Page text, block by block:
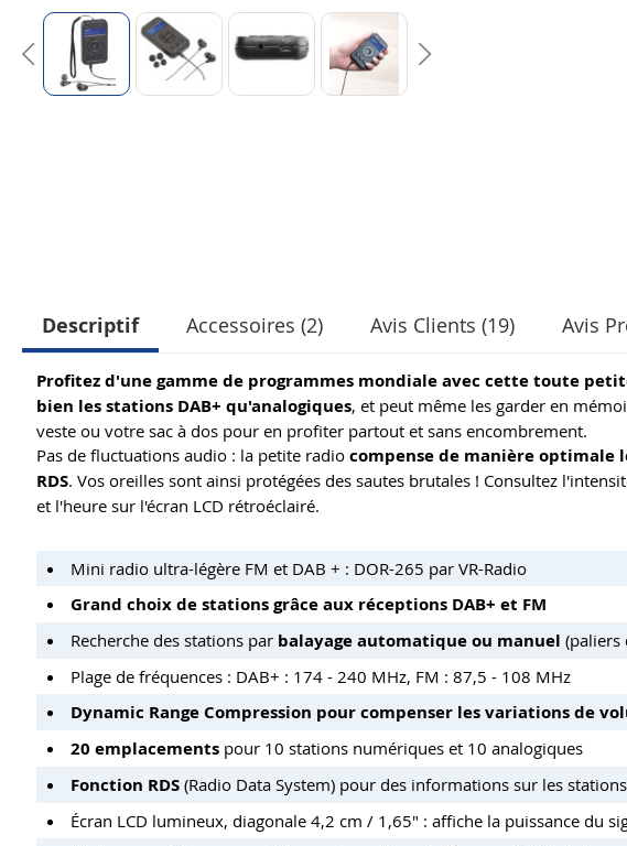
Descriptif Accessoires (2) Avis Clients (19) Avis
Profitez d'une gamme de programmes mondiale avec cette toute
bien les stations DAB+ qu'analogiques, et peut même les garder en
veste ou votre sac à dos pour en profiter partout et sans encombrement.
Pas de fluctuations audio : la petite radio compense de manière optimale
RDS. Vos oreilles sont ainsi protégées des sautes brutales ! Consultez
et l'heure sur l'écran LCD rétroéclairé.
Mini radio ultra-légère FM et DAB + : DOR-265 par VR-Radio
Grand choix de stations grâce aux réceptions DAB+ et FM
Recherche des stations par balayage automatique ou manuel (paliers
Plage de fréquences : DAB+ : 174 - 240 MHz, FM : 87,5 - 108 MHz
Dynamic Range Compression pour compenser les variations de
20 emplacements pour 10 stations numériques et 10 analogiques
Fonction RDS (Radio Data System) pour des informations sur les
Écran LCD lumineux, diagonale 4,2 cm / 1,65" : affiche la puissance du